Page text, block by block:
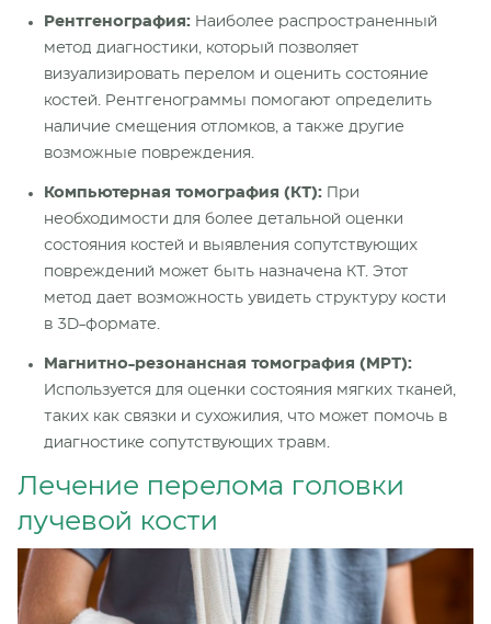
Рентгенография: Наиболее распространенный
метод диагностики, который позволяет
визуализировать перелом и оценить состояние
костей. Рентгенограммы помогают определить
наличие смещения отломков, а также другие
возможные повреждения.
Компьютерная томография (КТ): При
необходимости для более детальной оценки
состояния костей и выявления сопутствующих
повреждений может быть назначена КТ. Этот
метод дает возможность увидеть структуру кости
в 3D-формате.
Магнитно-резонансная томография (МРТ):
Используется для оценки состояния мягких тканей,
таких как связки и сухожилия, что может помочь в
диагностике сопутствующих травм.
Лечение перелома головки
лучевой кости